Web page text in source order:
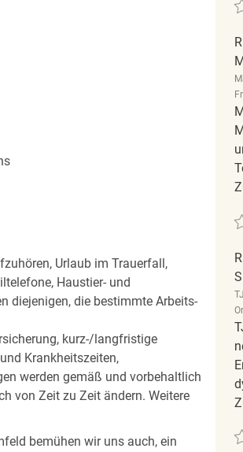
Urlaub im Trauerfall,
Haustier- und
diejenigen, die bestimmte Arbeits-
kurz-/langfristige
Krankheitszeiten,
werden gemäß und vorbehaltlich
von Zeit zu Zeit ändern. Weitere
bemühen wir uns auch, ein